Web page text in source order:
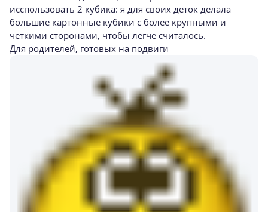
исспользовать 2 кубика: я для своих деток делала
большие картонные кубики с более крупными и
четкими сторонами, чтобы легче считалось.
Для родителей, готовых на подвиги